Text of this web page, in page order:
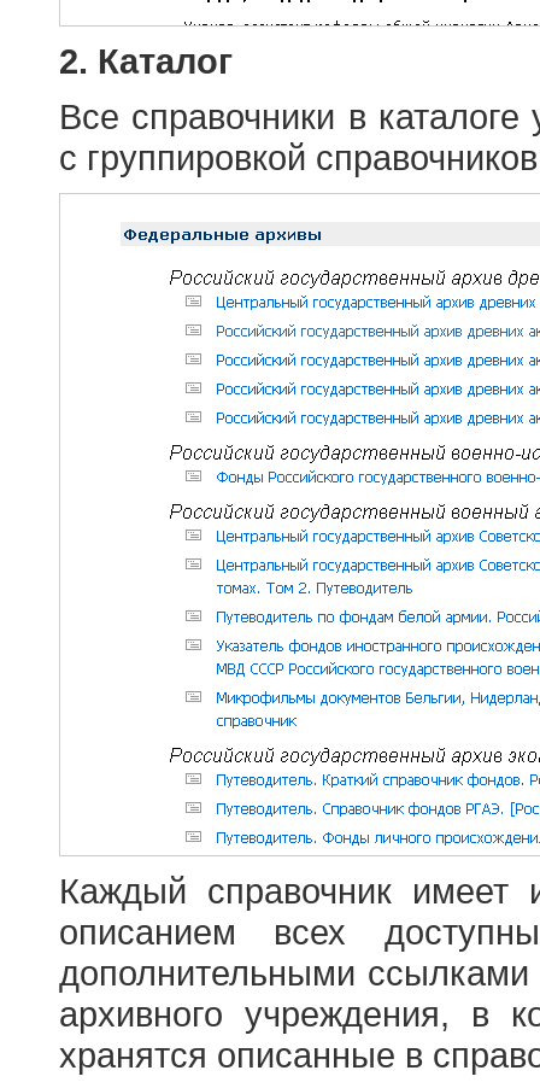
2. Каталог
Все справочники в
с группировкой
Каждый справочник имеет
описанием всех
дополнительными
архивного учреждения, в
хранятся описанные в